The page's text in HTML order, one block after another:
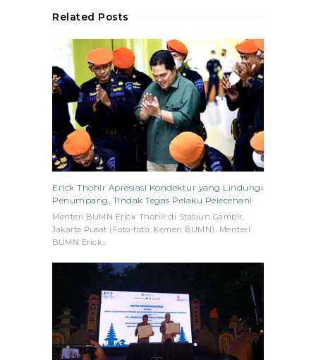
Related Posts
Erick Thohir Apresiasi Kondektur yang Lindungi
Penumpang, Tindak Tegas Pelaku Pelecehan!
Menteri BUMN Erick Thohir di Stasiun Gambir,
Jakarta Pusat (Foto-foto: Kemen BUMN). Menteri
BUMN Erick…